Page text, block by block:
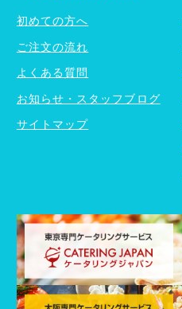
初めての方へ
ご注文の流れ
よくある質問
お知らせ・スタッフブログ
サイトマップ